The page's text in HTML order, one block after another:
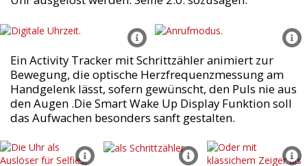
Ein Activity Tracker mit Schrittzähler animiert zur
Bewegung, die optische Herzfrequenzmessung am
Handgelenk lässt, sofern gewünscht, den Puls nie aus
den Augen .Die Smart Wake Up Display Funktion soll
das Aufwachen besonders sanft gestalten.